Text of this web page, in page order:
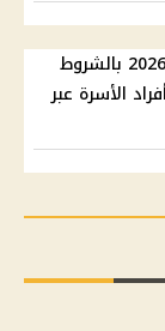
خطوات تحديث بطاقة التموين 2026 بالشروط
الأسرة عبر